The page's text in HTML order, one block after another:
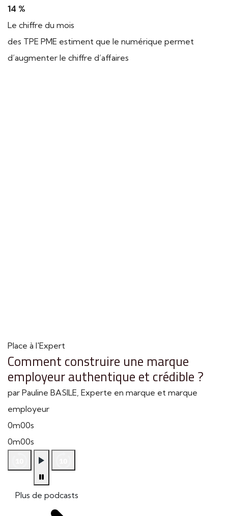
14 %
Le chiffre du mois
des TPE PME estiment que le numérique permet
d’augmenter le chiffre d’affaires
Place à l'Expert
Comment construire une marque
employeur authentique et crédible ?
par Pauline BASILE, Experte en marque et marque
employeur
0m00s
0m00s
Plus de podcasts